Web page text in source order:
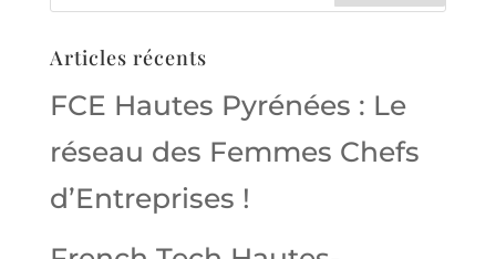
Articles récents
FCE Hautes Pyrénées : Le
réseau des Femmes Chefs
d’Entreprises !